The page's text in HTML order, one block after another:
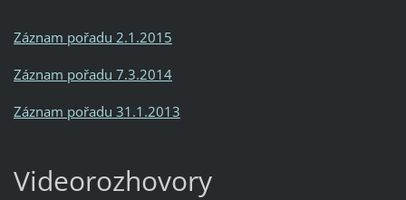
Záznam pořadu 2.1.2015
Záznam pořadu 7.3.2014
Záznam pořadu 31.1.2013
Videorozhovory